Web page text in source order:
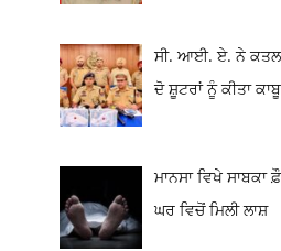
ਸੀ. ਆਈ. ਏ. ਨੇ
ਦੋ ਸ਼ੂਟਰਾਂ ਨੂੰ ਕੀਤਾ ਕਾਬੂ
ਮਾਨਸਾ ਵਿਖੇ ਸਾਬਕਾ
ਘਰ ਵਿਚੋਂ ਮਿਲੀ ਲਾਸ਼